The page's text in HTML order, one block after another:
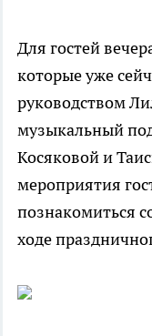
Для гостей
которые уже
руководством
музыкальный
Косяковой и
мероприятия
познакомиться
ходе